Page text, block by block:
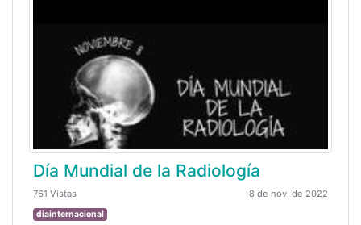
Día Mundial de la Radiología
761 Vistas 8 de nov. de 2022
diainternacional